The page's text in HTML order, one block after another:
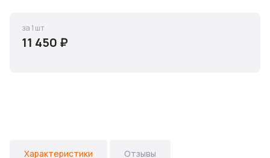
11 450 ₽
за 1 шт
Характеристики Отзывы